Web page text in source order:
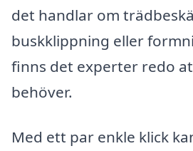
det handlar om
buskklippning eller
finns det experter redo
behöver.
Med ett par enkle klick